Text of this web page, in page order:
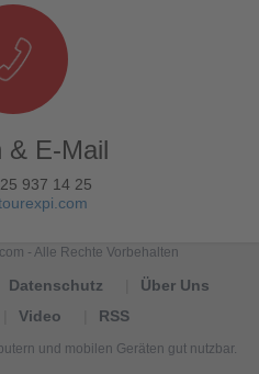
& E-Mail
937 14 25
- Alle Rechte Vorbehalten
Datenschutz
Über Uns
Video RSS
und mobilen Geräten gut nutzbar.